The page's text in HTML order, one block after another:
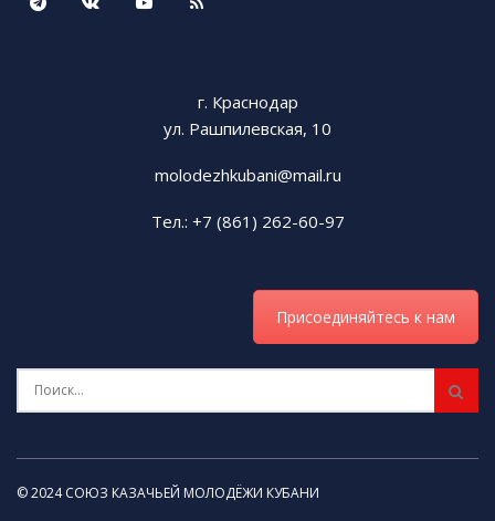
г. Краснодар
ул. Рашпилевская, 10
molodezhkubani@mail.ru
Тел.: +7 (861) 262-60-97
Присоединяйтесь к нам
© 2024 СОЮЗ КАЗАЧЬЕЙ МОЛОДЁЖИ КУБАНИ